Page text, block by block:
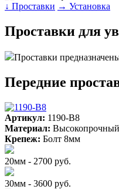
↓ Проставки → Установка
Проставки для
Проставки
Передние
Артикул: 1190-B8
Материал:
Крепеж: Болт 8мм
20мм - 2700 руб.
30мм - 3600 руб.